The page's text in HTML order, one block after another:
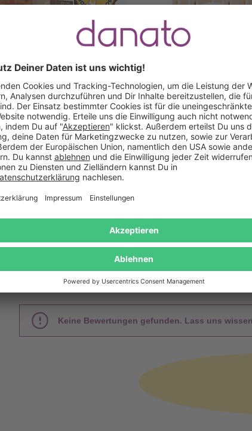
Bier Weltreise 12-teilig
49,95 €
Das sagen unsere Kunden
Keine Bewertungen gefunden. Lass uns